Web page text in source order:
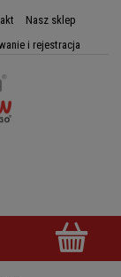
Nasz sklep
i rejestracja